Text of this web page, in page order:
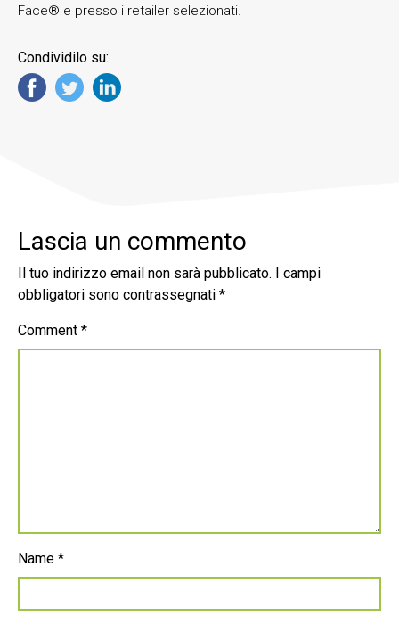
Face® e presso i retailer selezionati.
Condividilo su:
Lascia un commento
Il tuo indirizzo email non sarà pubblicato.
I campi
obbligatori sono contrassegnati *
Comment *
Name *